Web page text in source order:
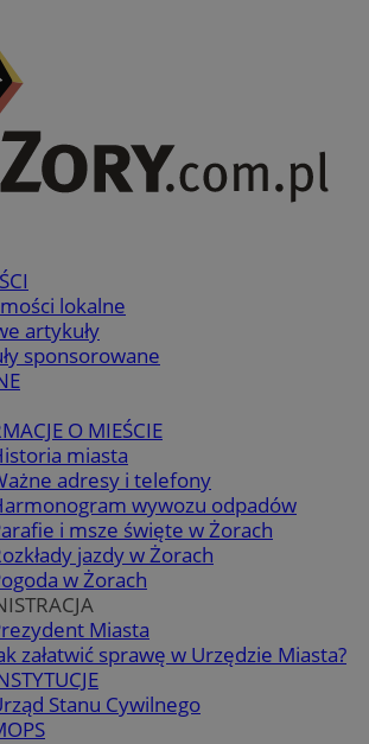
lokalne
artykuły
sponsorowane
O MIEŚCIE
miasta
adresy i telefony
wywozu odpadów
i msze święte w Żorach
jazdy w Żorach
w Żorach
Miasta
załatwić sprawę w Urzędzie Miasta?
Stanu Cywilnego